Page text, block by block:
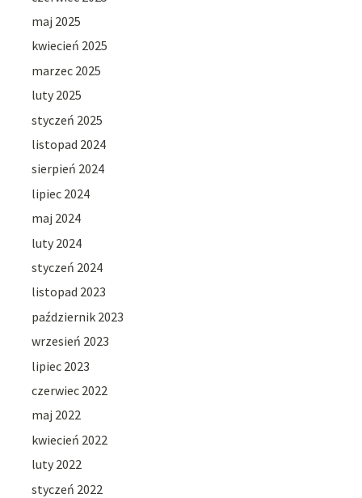
maj 2025
kwiecień 2025
marzec 2025
luty 2025
styczeń 2025
listopad 2024
sierpień 2024
lipiec 2024
maj 2024
luty 2024
styczeń 2024
listopad 2023
październik 2023
wrzesień 2023
lipiec 2023
czerwiec 2022
maj 2022
kwiecień 2022
luty 2022
styczeń 2022